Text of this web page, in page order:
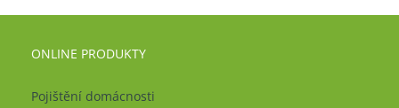
ONLINE PRODUKTY
Pojištění domácnosti